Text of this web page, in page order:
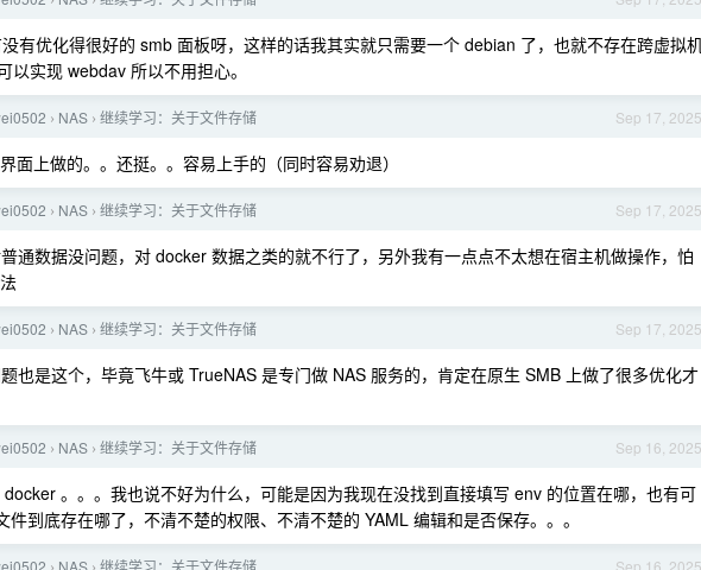
有优化得很好的 smb 面板呀，这样的话我其实就只需要一个 debian 了，也就不存在跨虚拟
以实现 webdav 所以不用担心。
Sep 17, 2025
› NAS › 继续学习：关于文件存储
面上做的。。还挺。。容易上手的（同时容易劝退）
Sep 17, 2025
› NAS › 继续学习：关于文件存储
通数据没问题，对 docker 数据之类的就不行了，另外我有一点点不太想在宿主机做操作，怕
Sep 17, 2025
› NAS › 继续学习：关于文件存储
也是这个，毕竟飞牛或 TrueNAS 是专门做 NAS 服务的，肯定在原生 SMB 上做了很多优化才
Sep 16, 2025
› NAS › 继续学习：关于文件存储
。。。我也说不好为什么，可能是因为我现在没找到直接填写 env 的位置在哪，也有可
到底存在哪了，不清不楚的权限、不清不楚的 YAML 编辑和是否保存。。。
Sep 16, 2025
NAS 继续学习：关于文件存储